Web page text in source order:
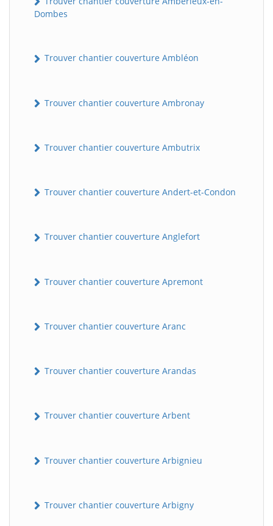
Dombes
Trouver chantier couverture Ambléon
Trouver chantier couverture Ambronay
Trouver chantier couverture Ambutrix
Trouver chantier couverture Andert-et-Condon
Trouver chantier couverture Anglefort
Trouver chantier couverture Apremont
Trouver chantier couverture Aranc
Trouver chantier couverture Arandas
Trouver chantier couverture Arbent
Trouver chantier couverture Arbignieu
Trouver chantier couverture Arbigny